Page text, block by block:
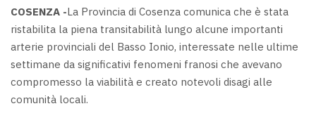
COSENZA -La Provincia di Cosenza comunica che è stata
ristabilita la piena transitabilità lungo alcune importanti
arterie provinciali del Basso Ionio, interessate nelle ultime
settimane da significativi fenomeni franosi che avevano
compromesso la viabilità e creato notevoli disagi alle
comunità locali.